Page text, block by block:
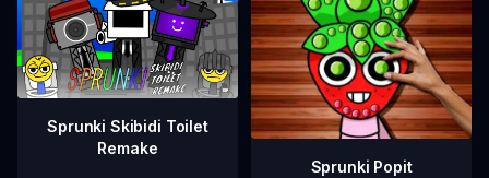
Sprunki Skibidi Toilet
Remake
Sprunki Popit